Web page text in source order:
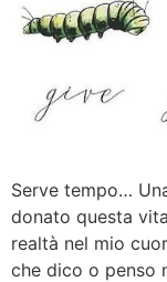
Serve tempo…
donato questa
realtà nel mio
che dico o penso